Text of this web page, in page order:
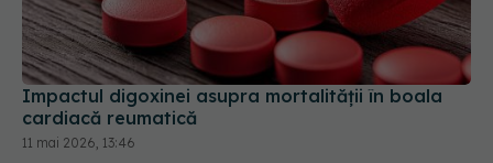
Impactul digoxinei asupra mortalității în boala
cardiacă reumatică
11 mai 2026, 13:46